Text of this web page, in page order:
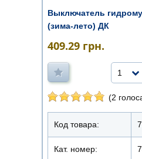
Выключатель
(зима-лето) ДК
409.29 грн.
1
(2
Код товара:
Кат. номер: